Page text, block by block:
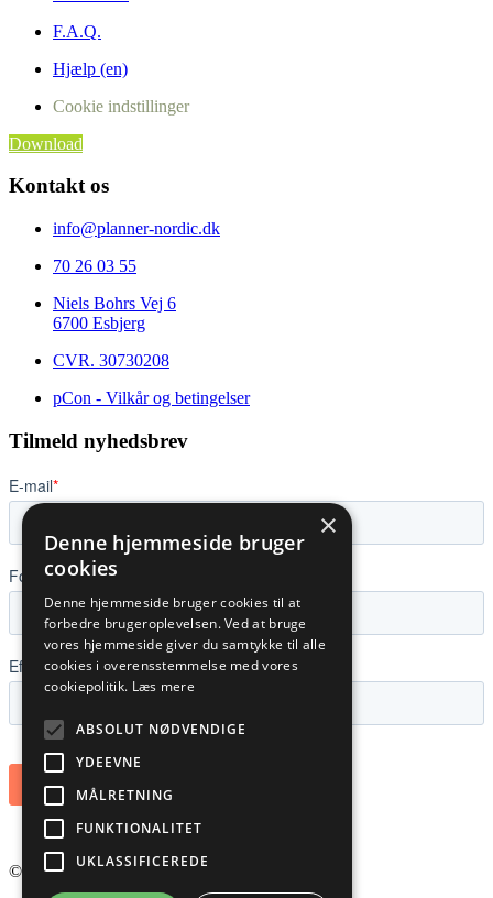
F.A.Q.
Hjælp (en)
Cookie indstillinger
Download
Kontakt os
info@planner-nordic.dk
70 26 03 55
Niels Bohrs Vej 6
6700 Esbjerg
CVR. 30730208
pCon - Vilkår og betingelser
Tilmeld nyhedsbrev
© 2026PLANNER NORDIC ApS
×
Denne hjemmeside bruger
cookies
Denne hjemmeside bruger cookies til at
forbedre brugeroplevelsen. Ved at bruge
vores hjemmeside giver du samtykke til alle
cookies i overensstemmelse med vores
cookiepolitik. Læs mere
ABSOLUT NØDVENDIGE
YDEEVNE
MÅLRETNING
FUNKTIONALITET
UKLASSIFICEREDE